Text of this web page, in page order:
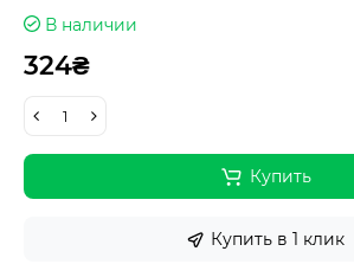
В наличии
324₴
Купить
Купить в 1 клик